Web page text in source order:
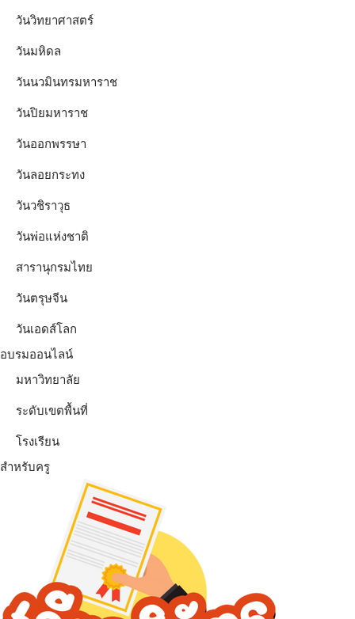
วันวิทยาศาสตร์
วันมหิดล
วันนวมินทรมหาราช
วันปิยมหาราช
วันออกพรรษา
วันลอยกระทง
วันวชิราวุธ
วันพ่อแห่งชาติ
สารานุกรมไทย
วันตรุษจีน
วันเอดส์โลก
อบรมออนไลน์
มหาวิทยาลัย
ระดับเขตพื้นที่
โรงเรียน
สำหรับครู